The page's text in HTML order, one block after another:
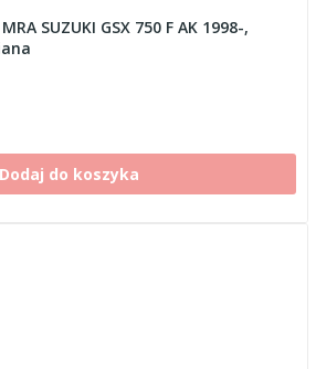
SUZUKI GSX 750 F AK 1998-,
Dodaj do koszyka